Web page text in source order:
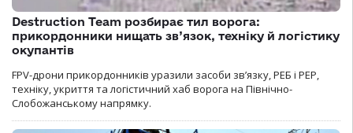
Destruction Team розбирає тил ворога:
прикордонники нищать зв’язок, техніку й логістику
окупантів
FPV-дрони прикордонників уразили засоби зв’язку, РЕБ і РЕР,
техніку, укриття та логістичний хаб ворога на Північно-
Слобожанському напрямку.